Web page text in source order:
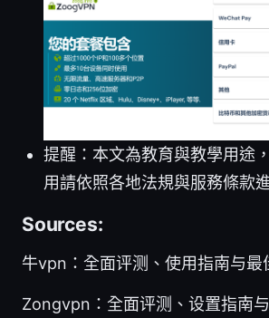
提醒：本文為教育與教學用途
用請依照各地法規與服務條款
Sources:
牛vpn：全面评测、使用指南与最
Zongvpn：全面评测、设置指南